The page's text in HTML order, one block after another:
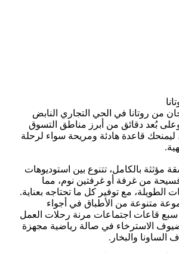
من روتانا في الحي التجاري النابض
وعلى بُعد دقائق من أبرز مناطق التسوق
ليمنحك قاعدة هادئة ومريحة سواء لرحلة
الفندق 168 شقة مؤثثة بالكامل، تتنوع بين استوديوهات
من غرفة أو غرفتين نوم، مما
الطويلة، مع توفير كل ما تحتاجه بعناية.
متنوعة من الأطباق في أجواء
سبع قاعات اجتماعات مرنة رحلات العمل
الاسترخاء في صالة رياضية مجهزة
الساونا والبخار.